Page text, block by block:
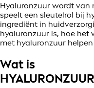
Hyaluronzuur wordt van
speelt een sleutelrol bij
ingrediënt in
hyaluronzuur is, hoe het
met hyaluronzuur
Wat is
HYALURONZUUR